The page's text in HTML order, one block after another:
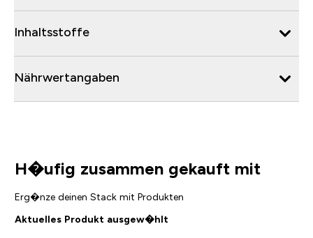
Inhaltsstoffe
Nährwertangaben
H�ufig zusammen gekauft mit
Erg�nze deinen Stack mit Produkten
Aktuelles Produkt ausgew�hlt